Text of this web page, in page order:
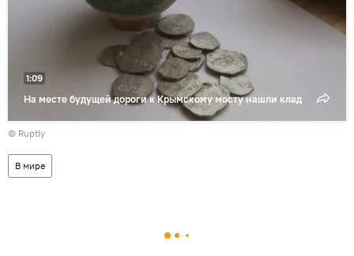
На месте будущей дороги к Крымскому мосту нашли клад
1:09
© Ruptly
В мире